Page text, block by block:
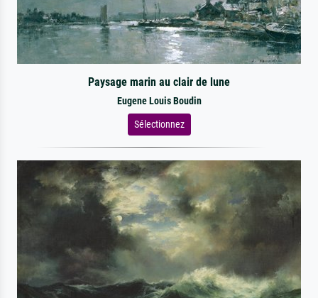
Paysage marin au clair de lune
Eugene Louis Boudin
Sélectionnez